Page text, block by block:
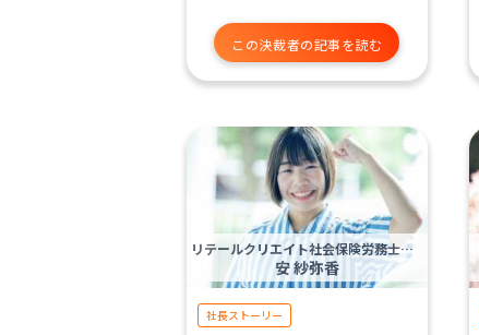
この決裁者の記事を読む
リテールクリエイト社会保険労務士法人
安 紗弥香
社長ストーリー